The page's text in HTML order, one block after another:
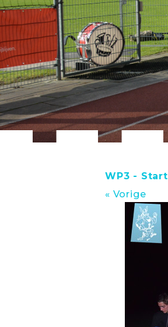
WP3 - Start
« Vorige